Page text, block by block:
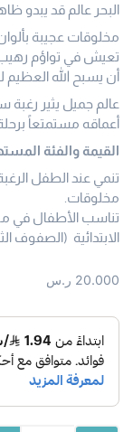
البحر عالم قد يبدو
مخلوقات عجيبة
تعيش في تواؤم رهيب
أن يسبح الله العظيم
عالم جميل يثير
أعماقه مستمتعاً
القيمة والفئة
تنمي عند الطفل
مخلوقات.
تناسب الأطفال في
الابتدائية (الصفوف
20.000 ر.س